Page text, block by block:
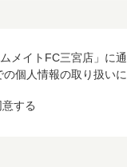
メイトFC三宮店」に通
の個人情報の取り扱い
する